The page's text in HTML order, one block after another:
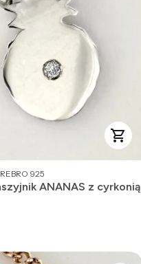
925
ANANAS z cyrkonią